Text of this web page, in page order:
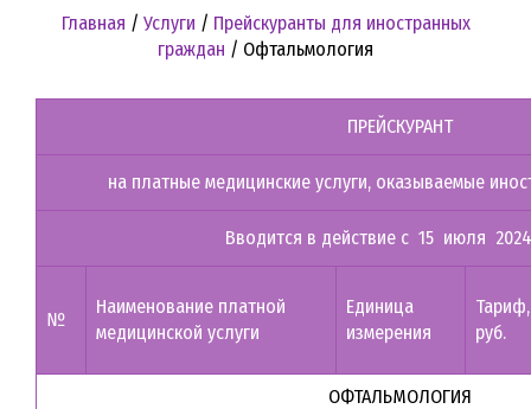
Главная / Услуги / Прейскуранты для иностранных
граждан / Офтальмология
ПРЕЙСКУРАНТ
на платные медицинские услуги, оказываемые
Вводится в действие с 15 июля
№
Наименование платной
медицинской услуги
Единица
измерения
Тариф,
руб.
ОФТАЛЬМОЛОГИЯ